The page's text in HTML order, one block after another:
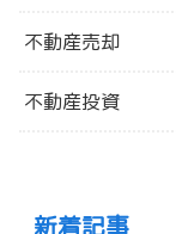
不動産売却
不動産投資
新着記事